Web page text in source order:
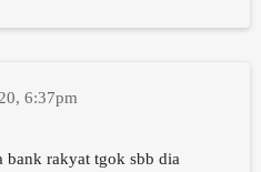
6:37pm
bank rakyat tgok sbb dia